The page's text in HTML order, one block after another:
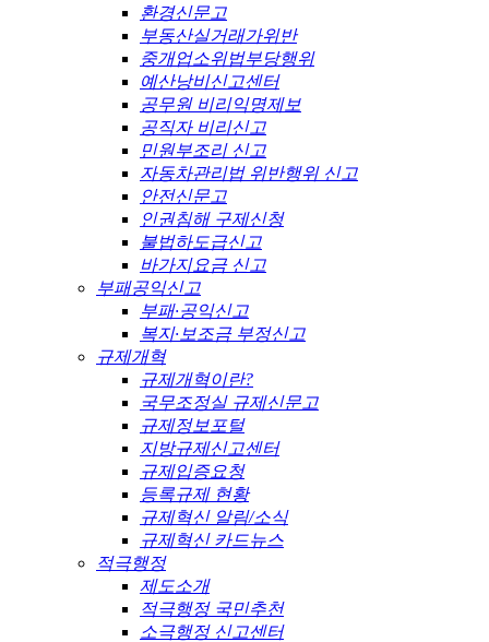
환경신문고
부동산실거래가위반
중개업소위법부당행위
예산낭비신고센터
공무원 비리익명제보
공직자 비리신고
민원부조리 신고
자동차관리법 위반행위 신고
안전신문고
인권침해 구제신청
불법하도급신고
바가지요금 신고
부패공익신고
부패·공익신고
복지·보조금 부정신고
규제개혁
규제개혁이란?
국무조정실 규제신문고
규제정보포털
지방규제신고센터
규제입증요청
등록규제 현황
규제혁신 알림/소식
규제혁신 카드뉴스
적극행정
제도소개
적극행정 국민추천
소극행정 신고센터